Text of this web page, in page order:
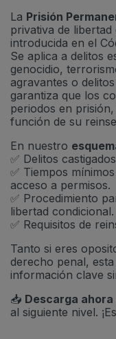
La Prisión
privativa de
introducida en el
Se aplica a delitos
genocidio,
agravantes o
garantiza que los
periodos en
función de su
En nuestro
✅ Delitos
✅ Tiempos
acceso a permisos.
✅ Procedimiento
libertad condicional.
✅ Requisitos de
Tanto si eres
derecho penal,
información clave
📥 Descarga ahora
al siguiente nivel.